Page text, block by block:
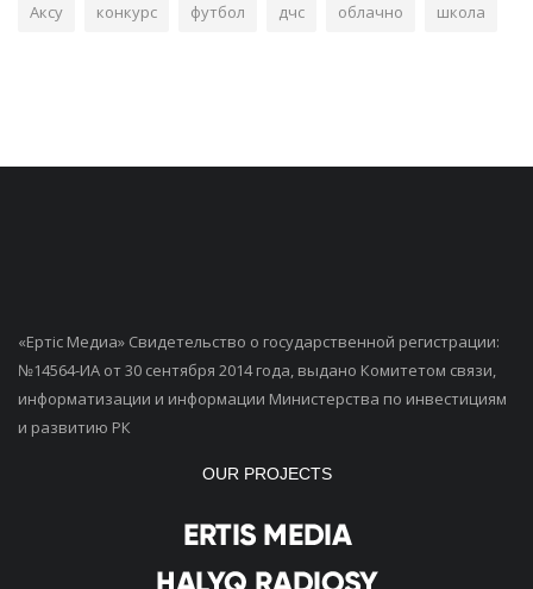
Аксу конкурс футбол дчс облачно школа
«Ертiс Медиа» Свидетельство о государственной регистрации:
№14564-ИА от 30 сентября 2014 года, выдано Комитетом связи,
информатизации и информации Министерства по инвестициям
и развитию РК
OUR PROJECTS